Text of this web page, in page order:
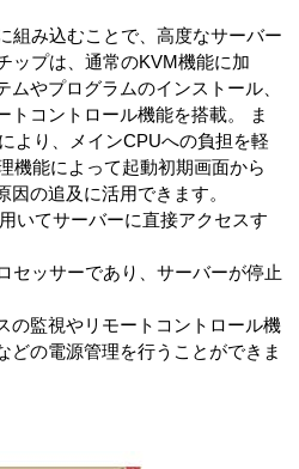
組み込むことで、高度なサーバー
ップは、通常のKVM機能に加
ムやプログラムのインストール、
トコントロール機能を搭載。 ま
より、メインCPUへの負担を軽
機能によって起動初期画面から
の追及に活用できます。
いてサーバーに直接アクセスす
セッサーであり、サーバーが停止
の監視やリモートコントロール機
どの電源管理を行うことができま